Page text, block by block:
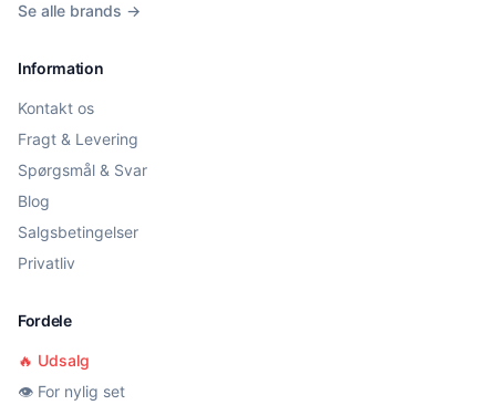
Se alle brands →
Information
Kontakt os
Fragt & Levering
Spørgsmål & Svar
Blog
Salgsbetingelser
Privatliv
Fordele
🔥 Udsalg
👁️ For nylig set